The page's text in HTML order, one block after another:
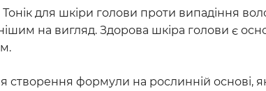
для шкіри голови проти випадіння
на вигляд. Здорова шкіра голови є
формули на рослинній основі,